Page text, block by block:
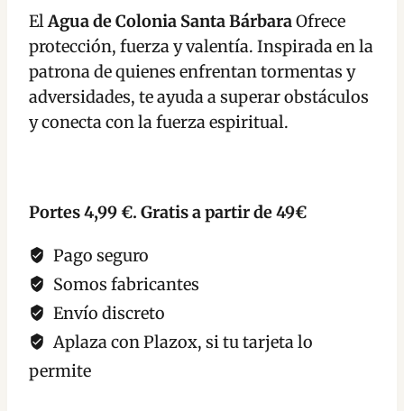
ElAgua de Colonia Santa BárbaraOfrece
protección, fuerza y valentía. Inspirada en la
patrona de quienes enfrentan tormentas y
adversidades, te ayuda a superar obstáculos
y conecta con la fuerza espiritual.
Santa
Bárbara
fuerza
coraje
cantidad
Portes 4,99 €. Gratis a partir de 49€
Pago seguro
Somos fabricantes
Envío discreto
Aplaza con Plazox, si tu tarjeta lo
permite